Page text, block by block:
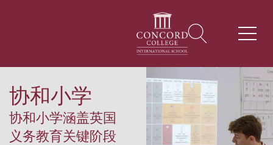
协和小学
协和小学涵盖英国
义务教育关键阶段